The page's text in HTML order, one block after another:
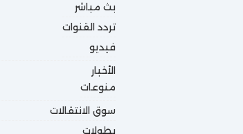
بث مباشر
تردد القنوات
فيديو
الأخبار
منوعات
سوق الانتقالات
بطولات